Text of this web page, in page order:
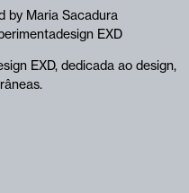
by Maria Sacadura
EXD
EXD, dedicada ao design,